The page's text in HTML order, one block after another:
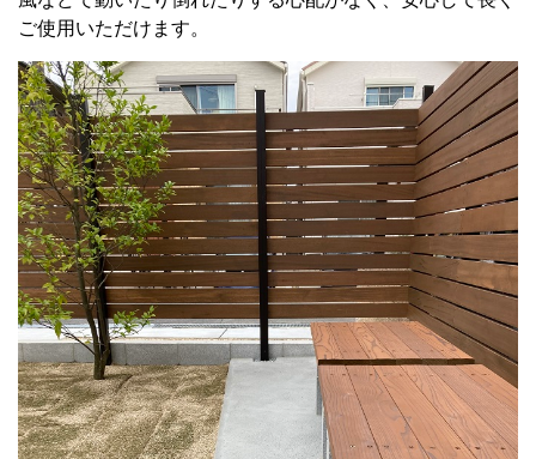
ご使用いただけます。